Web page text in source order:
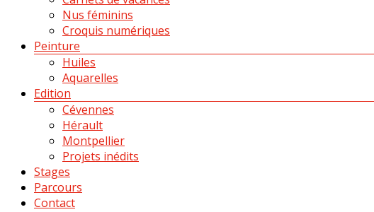
Nus féminins
Croquis numériques
Peinture
Huiles
Aquarelles
Edition
Cévennes
Hérault
Montpellier
Projets inédits
Stages
Parcours
Contact